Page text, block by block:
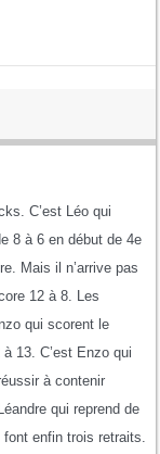
C’est Léo qui
8 à 6 en début de 4e
Mais il n’arrive pas
12 à 8. Les
qui scorent le
13. C’est Enzo qui
à contenir
qui reprend de
enfin trois retraits.